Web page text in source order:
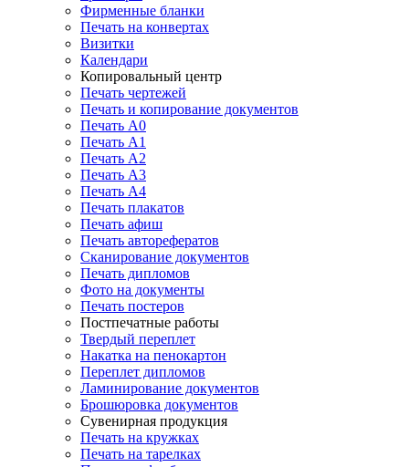
Фирменные бланки
Печать на конвертах
Визитки
Календари
Копировальный центр
Печать чертежей
Печать и копирование документов
Печать А0
Печать А1
Печать А2
Печать А3
Печать А4
Печать плакатов
Печать афиш
Печать авторефератов
Сканирование документов
Печать дипломов
Фото на документы
Печать постеров
Постпечатные работы
Твердый переплет
Накатка на пенокартон
Переплет дипломов
Ламинирование документов
Брошюровка документов
Сувенирная продукция
Печать на кружках
Печать на тарелках